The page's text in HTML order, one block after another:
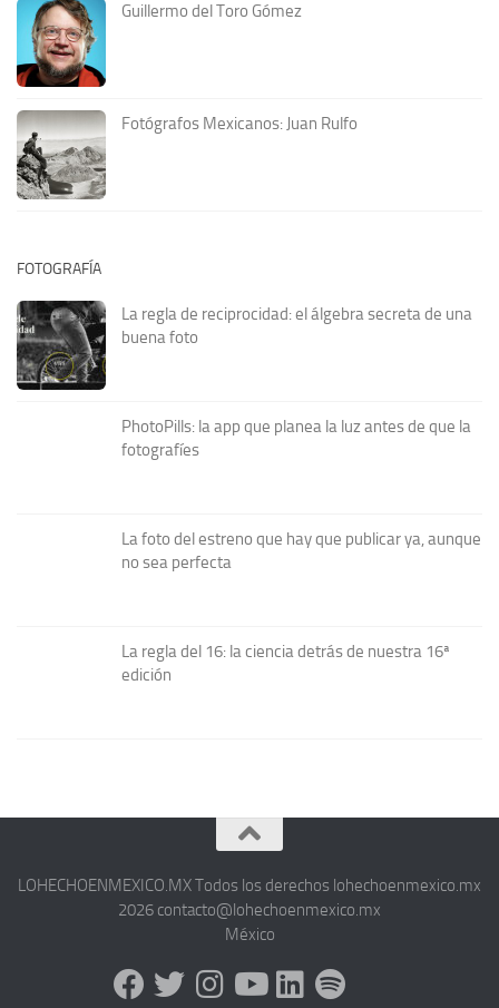
Guillermo del Toro Gómez
Fotógrafos Mexicanos: Juan Rulfo
FOTOGRAFÍA
La regla de reciprocidad: el álgebra secreta de una
buena foto
PhotoPills: la app que planea la luz antes de que la
fotografíes
La foto del estreno que hay que publicar ya, aunque
no sea perfecta
La regla del 16: la ciencia detrás de nuestra 16ª
edición
LOHECHOENMEXICO.MX Todos los derechos lohechoenmexico.mx
2026 contacto@lohechoenmexico.mx
México